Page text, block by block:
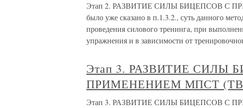
Этап 2. РАЗВИТИЕ СИЛЫ БИЦЕПСОВ С
было уже сказано в п.1.3.2., суть данного
проведения силового тренинга, при
упражнения и в зависимости от
Этап 3. РАЗВИТИЕ СИЛЫ
ПРИМЕНЕНИЕМ МПСТ
Этап 3. РАЗВИТИЕ СИЛЫ БИЦЕПСОВ С